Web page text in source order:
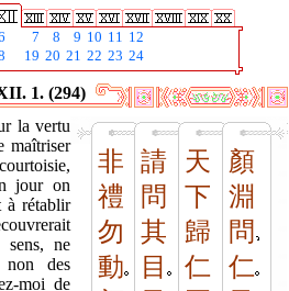
7 8 9 10 11 12
19 20 21 22 23 24
1. (294)
非
禮
勿
動
請
問
其
目
天
下
歸
仁
顏
淵
問
仁
la vertu
maîtriser
jour on
à rétablir
ne
non des
moi de